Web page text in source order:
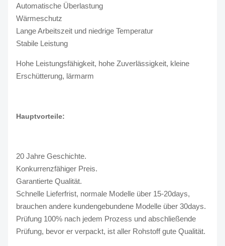
Automatische Überlastung
Wärmeschutz
Lange Arbeitszeit und niedrige Temperatur
Stabile Leistung
Hohe Leistungsfähigkeit, hohe Zuverlässigkeit, kleine
Erschütterung, lärmarm
Hauptvorteile:
20 Jahre Geschichte.
Konkurrenzfähiger Preis.
Garantierte Qualität.
Schnelle Lieferfrist, normale Modelle über 15-20days,
brauchen andere kundengebundene Modelle über 30days.
Prüfung 100% nach jedem Prozess und abschließende
Prüfung, bevor er verpackt, ist aller Rohstoff gute Qualität.